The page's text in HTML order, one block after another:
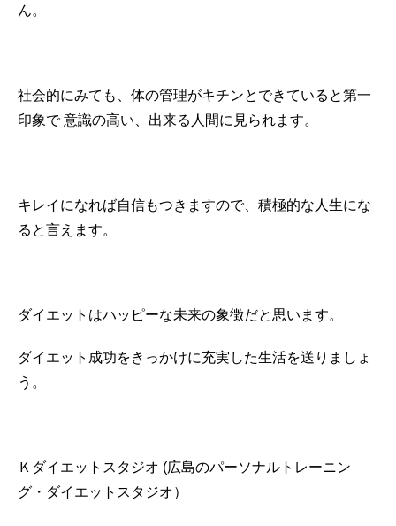
ん。
社会的にみても、体の管理がキチンとできていると第一
印象で意識の高い、出来る人間に見られます。
キレイになれば自信もつきますので、積極的な人生にな
ると言えます。
ダイエットはハッピーな未来の象徴だと思います。
ダイエット成功をきっかけに充実した生活を送りましょ
う。
Ｋダイエットスタジオ (広島のパーソナルトレーニン
グ・ダイエットスタジオ）